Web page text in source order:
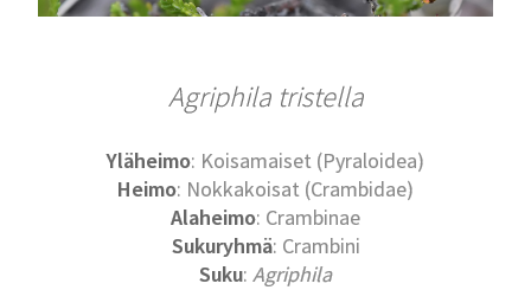
Agriphila tristella
Yläheimo: Koisamaiset (Pyraloidea)
Heimo: Nokkakoisat (Crambidae)
Alaheimo: Crambinae
Sukuryhmä: Crambini
Suku: Agriphila